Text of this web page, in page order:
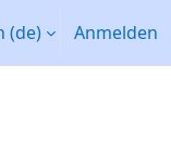
‎(de)‎ Anmelden